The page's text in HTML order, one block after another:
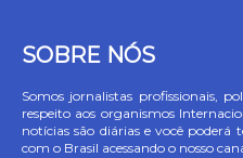
SOBRE NÓS
Somos jornalistas profissionais,
respeito aos organismos
notícias são diárias e você poderá
com o Brasil acessando o nosso